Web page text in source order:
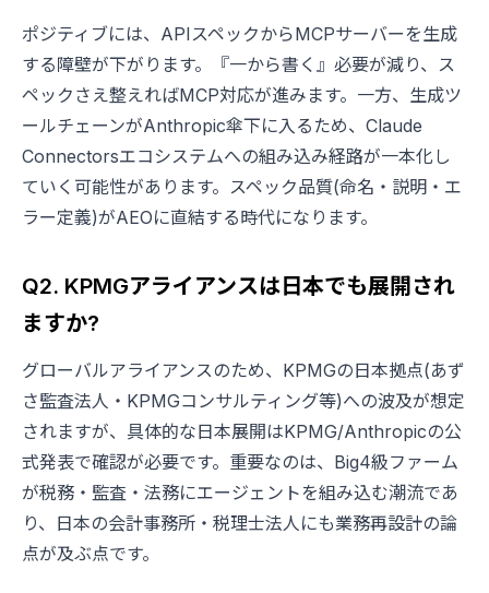
ポジティブには、APIスペックからMCPサーバーを生成
する障壁が下がります。『一から書く』必要が減り、ス
ペックさえ整えればMCP対応が進みます。一方、生成ツ
ールチェーンがAnthropic傘下に入るため、Claude
Connectorsエコシステムへの組み込み経路が一本化し
ていく可能性があります。スペック品質(命名・説明・エ
ラー定義)がAEOに直結する時代になります。
Q2. KPMGアライアンスは日本でも展開され
ますか?
グローバルアライアンスのため、KPMGの日本拠点(あず
さ監査法人・KPMGコンサルティング等)への波及が想定
されますが、具体的な日本展開はKPMG/Anthropicの公
式発表で確認が必要です。重要なのは、Big4級ファーム
が税務・監査・法務にエージェントを組み込む潮流であ
り、日本の会計事務所・税理士法人にも業務再設計の論
点が及ぶ点です。